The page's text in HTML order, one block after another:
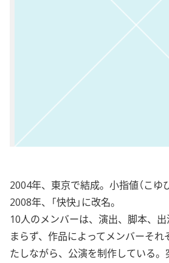
2004年、東京で結成。小指値（こゆ
2008年、「快快」に改名。
10人のメンバーは、演出、脚本、
まらず、作品によってメンバーそ
たしながら、公演を制作している